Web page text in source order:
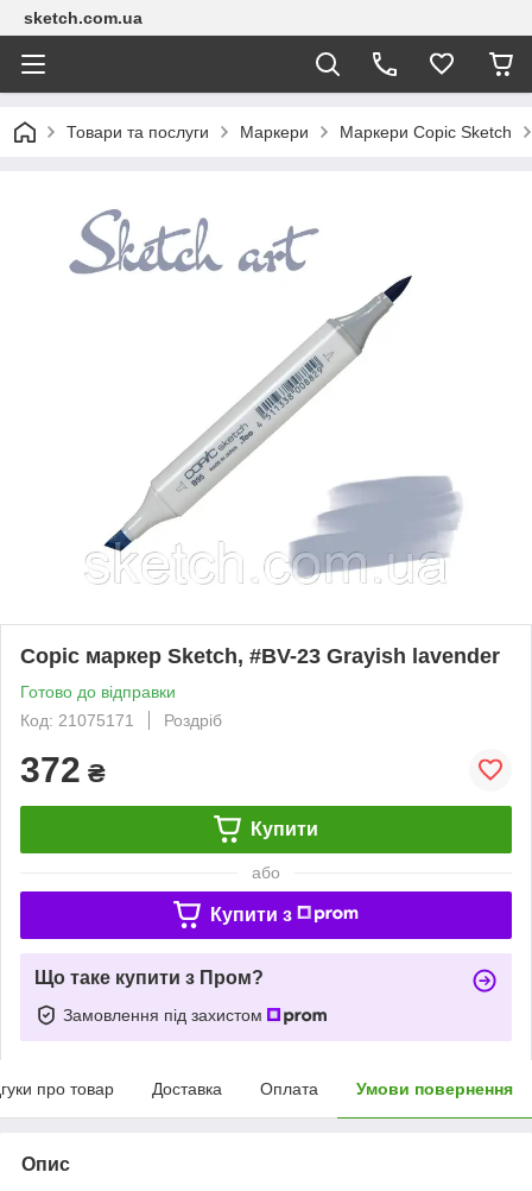
sketch.com.ua
Товари та послуги Маркери Маркери Copic Sketch
Copic маркер Sketch, #BV-23 Grayish lavender
Готово до відправки
Код: 21075171
Роздріб
372 ₴
Купити
або
Купити з
Що таке купити з Пром?
Замовлення під захистом
про товар Доставка Оплата Умови повернення
Опис